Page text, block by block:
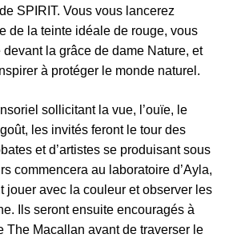
SPIRIT. Vous vous lancerez
de la teinte idéale de rouge, vous
la grâce de dame Nature, et
à protéger le monde naturel.
sollicitant la vue, l’ouïe, le
les invités feront le tour des
et d’artistes se produisant sous
commencera au laboratoire d’Ayla,
jouer avec la couleur et observer les
Ils seront ensuite encouragés à
The Macallan avant de traverser le